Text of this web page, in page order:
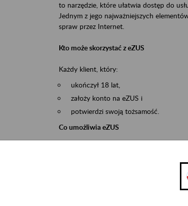
to narzędzie, które ułatwia dostęp do
Jednym z jego najważniejszych
spraw przez Internet.
Kto może skorzystać z eZUS
Każdy klient, który:
ukończył 18 lat,
założy konto na eZUS i
potwierdzi swoją tożsamość.
Co umożliwia eZUS
wgląd do danych zgromadzonych w
składanie wniosków i otrzymywanie
zadawanie pytań i otrzymywanie